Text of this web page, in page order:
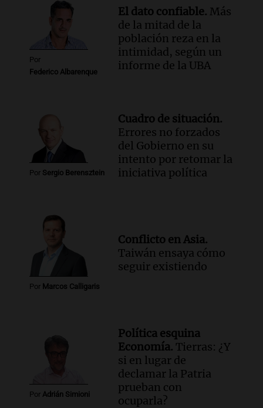
Episodios
Por
Federico Albarenque
El dato confiable. Más
de la mitad de la
población reza en la
intimidad, según un
informe de la UBA
Por Sergio Berensztein
Cuadro de situación.
Errores no forzados
del Gobierno en su
intento por retomar la
iniciativa política
Por Marcos Calligaris
Conflicto en Asia.
Taiwán ensaya cómo
seguir existiendo
Por Adrián Simioni
Política esquina
Economía. Tierras: ¿Y
si en lugar de
declamar la Patria
prueban con
ocuparla?